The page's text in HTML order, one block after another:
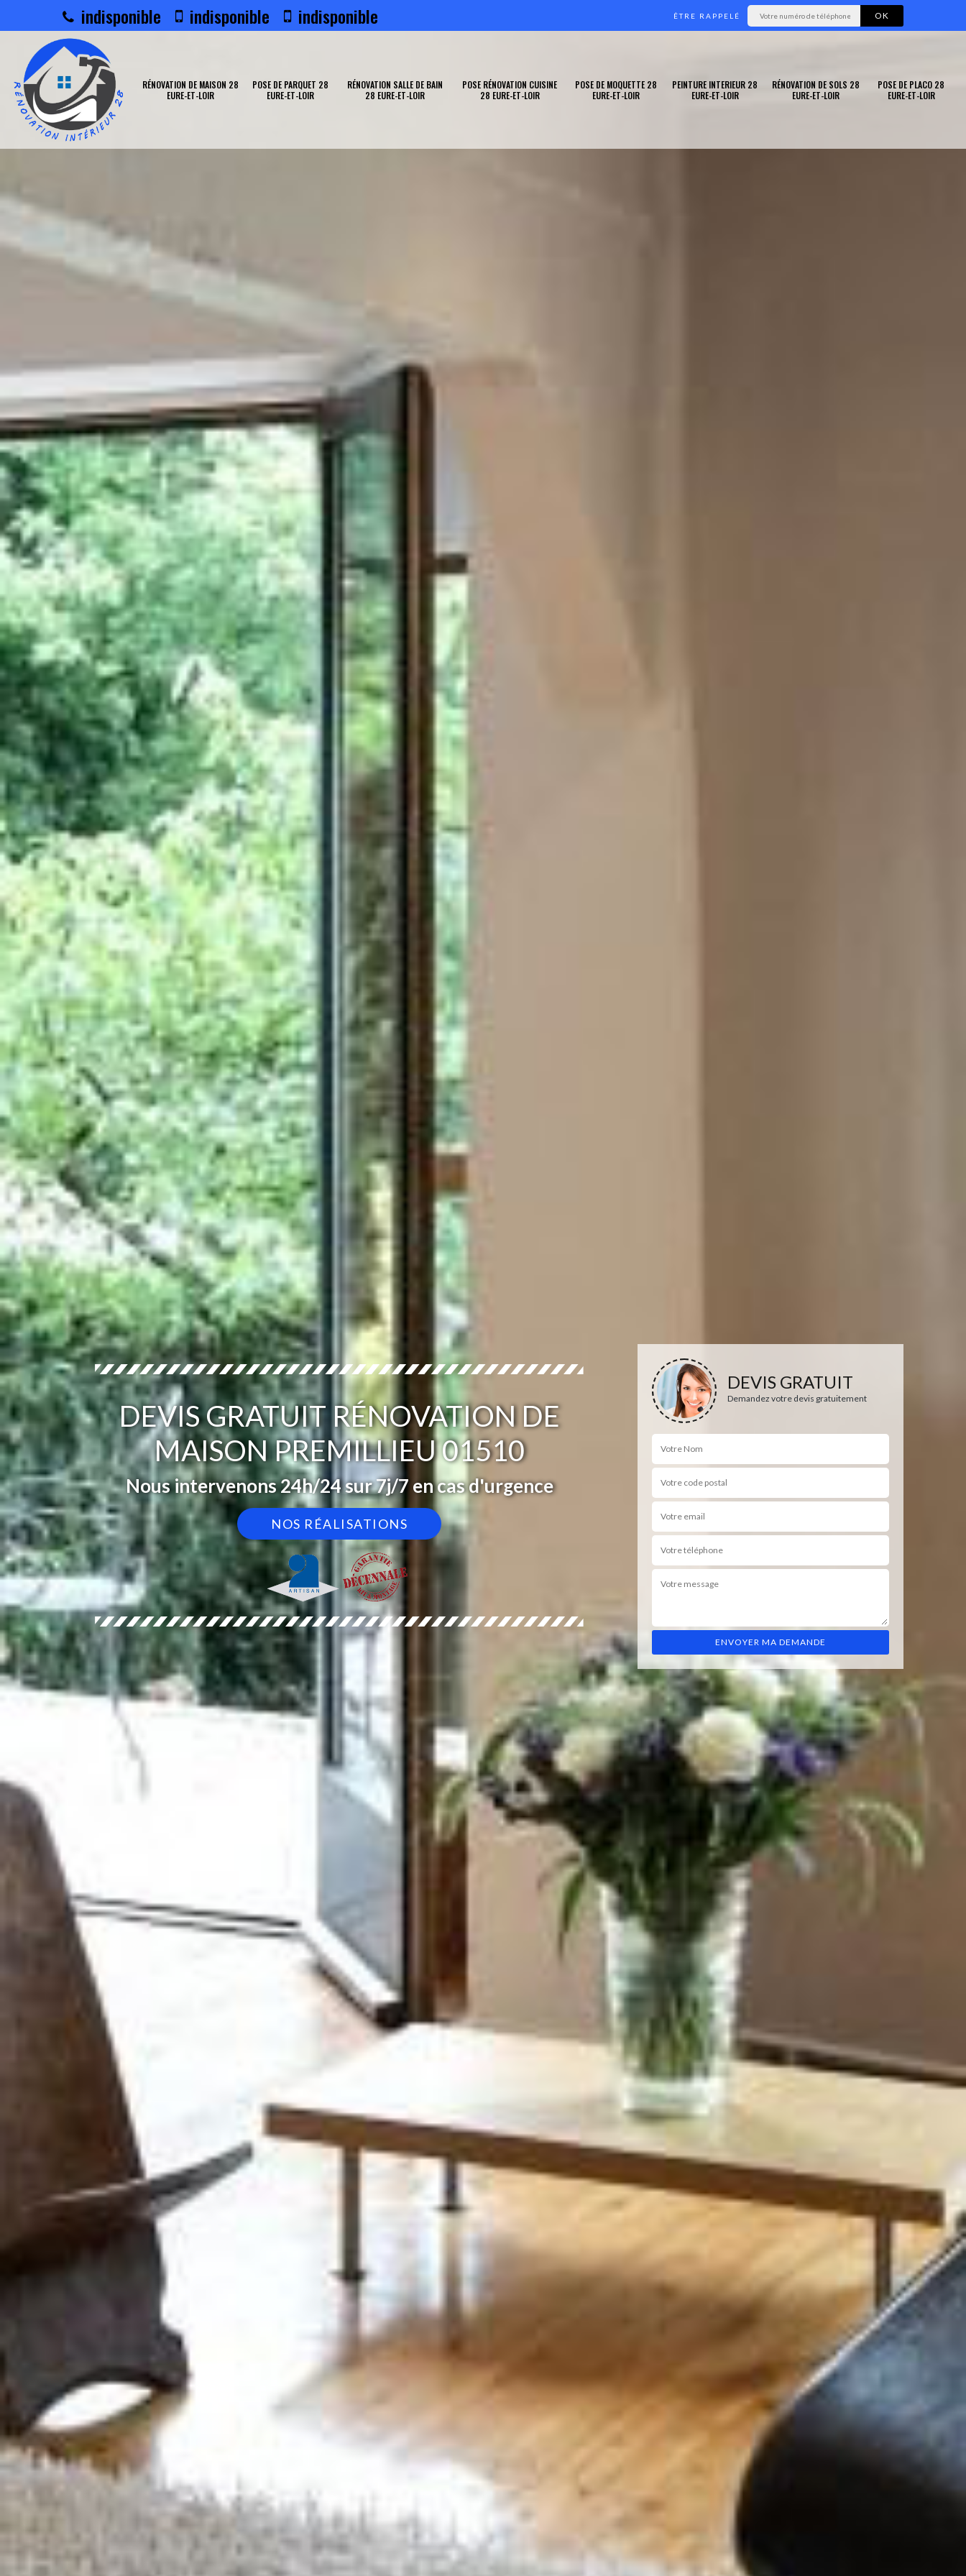
indisponible indisponible indisponible ÊTRE RAPPELÉ
RÉNOVATION DE MAISON 28
EURE-ET-LOIR
POSE DE PARQUET 28
EURE-ET-LOIR
RÉNOVATION SALLE DE BAIN
28 EURE-ET-LOIR
POSE RÉNOVATION CUISINE
28 EURE-ET-LOIR
POSE DE MOQUETTE 28
EURE-ET-LOIR
PEINTURE INTERIEUR 28
EURE-ET-LOIR
RÉNOVATION DE SOLS 28
EURE-ET-LOIR
POSE DE PLACO 28
EURE-ET-LOIR
DEVIS GRATUIT RÉNOVATION DE
MAISON PREMILLIEU 01510
Nous intervenons 24h/24 sur 7j/7 en cas d'urgence
NOS RÉALISATIONS
DEVIS GRATUIT
Demandez votre devis gratuitement